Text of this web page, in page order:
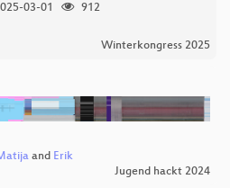
03-01
912
Winterkongress 2025
and Erik
Jugend hackt 2024